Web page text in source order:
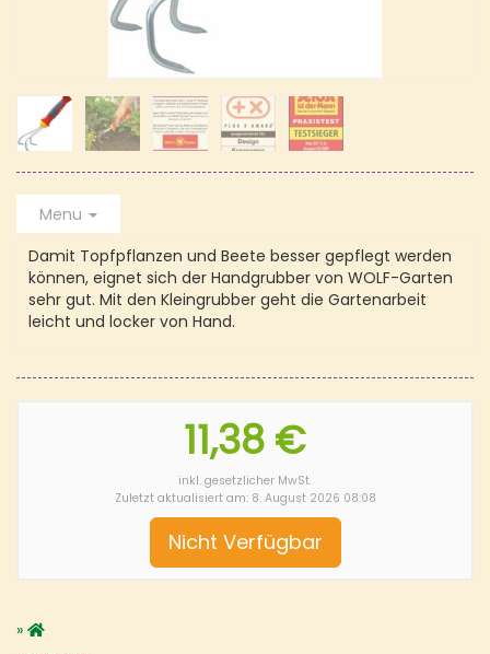
Menu
Damit Topfpflanzen und Beete besser gepflegt werden
können, eignet sich der Handgrubber von WOLF-Garten
sehr gut. Mit den Kleingrubber geht die Gartenarbeit
leicht und locker von Hand.
11,38 €
inkl. gesetzlicher MwSt.
Zuletzt aktualisiert am: 8. August 2026 08:08
Nicht Verfügbar